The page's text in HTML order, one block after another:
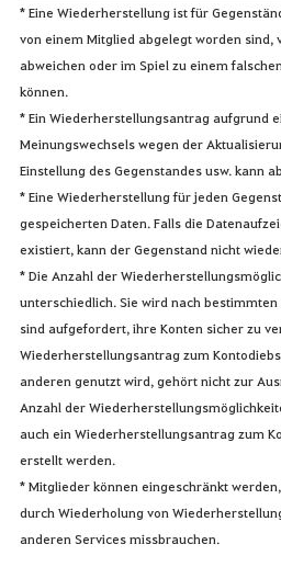
* Eine Wiederherstellung ist für
von einem Mitglied abgelegt worden sind,
abweichen oder im Spiel zu einem
können.
* Ein Wiederherstellungsantrag aufgrund
Meinungswechsels wegen der
Einstellung des Gegenstandes usw. kann
* Eine Wiederherstellung für jeden
gespeicherten Daten. Falls die
existiert, kann der Gegenstand nicht
* Die Anzahl der
unterschiedlich. Sie wird nach
sind aufgefordert, ihre Konten sicher zu
Wiederherstellungsantrag zum
anderen genutzt wird, gehört nicht zur
Anzahl der
auch ein Wiederherstellungsantrag zum
erstellt werden.
* Mitglieder können eingeschränkt
durch Wiederholung von
anderen Services missbrauchen.